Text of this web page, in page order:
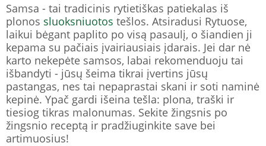
Samsa - tai tradicinis rytietiškas patiekalas iš
plonos sluoksniuotos tešlos. Atsiradusi Rytuose,
laikui bėgant paplito po visą pasaulį, o šiandien ji
kepama su pačiais įvairiausiais įdarais. Jei dar nė
karto nekepėte samsos, labai rekomenduoju tai
išbandyti - jūsų šeima tikrai įvertins jūsų
pastangas, nes tai nepaprastai skani ir soti naminė
kepinė. Ypač gardi išeina tešla: plona, traški ir
tiesiog tikras malonumas. Sekite žingsnis po
žingsnio receptą ir pradžiuginkite save bei
artimuosius!